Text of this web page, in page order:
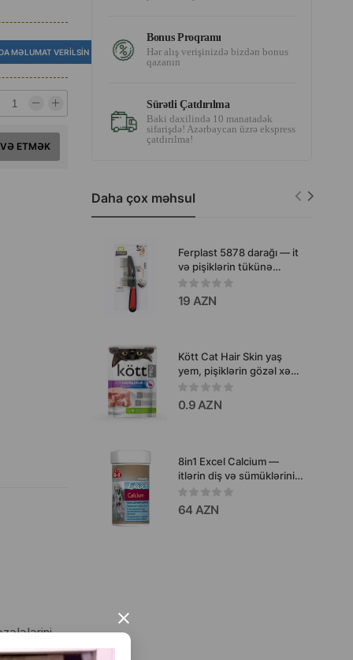
×
MƏLUMAT VERILSIN
ETMƏK
Bonus Proqramı
Hər alış verişinizdə bizdən bonus
qazanın
Sürətli Çatdırılma
Baki daxilində 10 manatadək
sifarişdə! Azərbaycan üzrə ekspress
çatdırılma!
Daha çox məhsul
Ferplast 5878 darağı — it
və pişiklərin tükünə
qulluq üçün nəzərdə
tutulmuş peşəkar alətdir.
19 AZN
Kött Cat Hair Skin yaş
yem, pişiklərin gözəl xəzi
üçün ördək əti paşeti, 75
qr.
0.9 AZN
8in1 Excel Calcium —
itlərin diş və sümüklərini
möhkəmləndirmək üçün
hazırlanmış kalsium
əlavəsidir 115540 .
64 AZN